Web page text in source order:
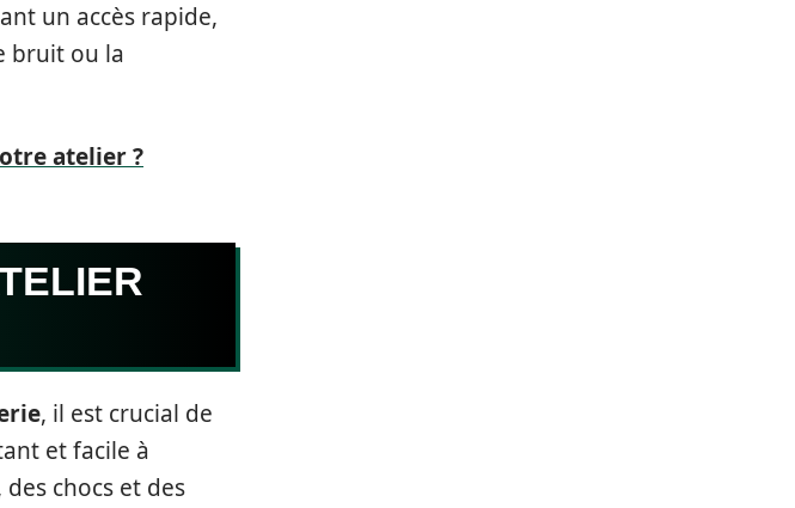
un accès rapide,
bruit ou la
atelier ?
, il est crucial de
et facile à
chocs et des